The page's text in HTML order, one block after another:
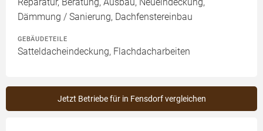
Dämmung / Sanierung, Dachfenstereinbau
GEBÄUDETEILE
Satteldacheindeckung, Flachdacharbeiten
Jetzt Betriebe für in Fensdorf vergleichen